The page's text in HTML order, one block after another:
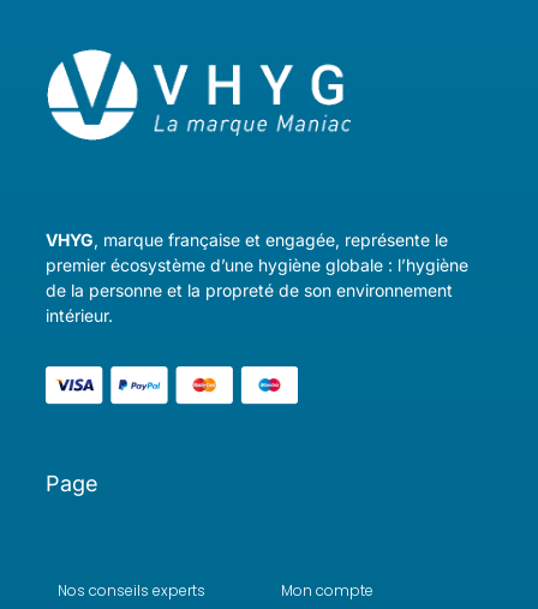
VHYG, marque française et engagée, représente le
premier écosystème d’une hygiène globale : l’hygiène
de la personne et la propreté de son environnement
intérieur.
Page
Nos conseils experts
Mon compte